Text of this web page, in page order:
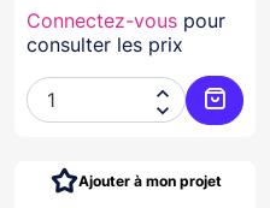
Connectez-vous pour
consulter les prix


Ajouter à mon projet